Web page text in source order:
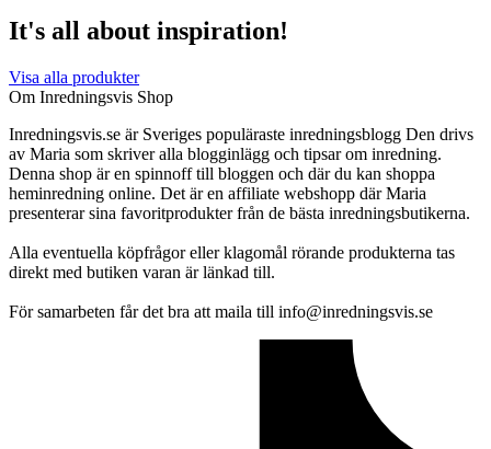
It's all about inspiration!
Visa alla produkter
Om Inredningsvis Shop
Inredningsvis.se är Sveriges populäraste inredningsblogg Den drivs
av Maria som skriver alla blogginlägg och tipsar om inredning.
Denna shop är en spinnoff till bloggen och där du kan shoppa
heminredning online. Det är en affiliate webshopp där Maria
presenterar sina favoritprodukter från de bästa inredningsbutikerna.
Alla eventuella köpfrågor eller klagomål rörande produkterna tas
direkt med butiken varan är länkad till.
För samarbeten får det bra att maila till info@inredningsvis.se